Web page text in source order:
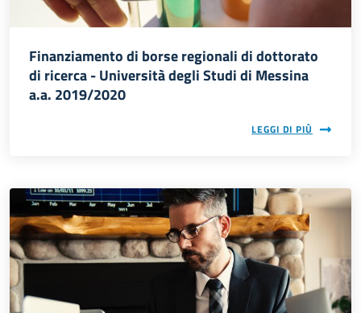
Finanziamento di borse regionali di dottorato
di ricerca - Università degli Studi di Messina
a.a. 2019/2020
LEGGI DI PIÙ
Immagine